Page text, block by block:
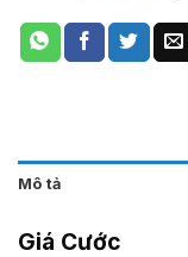
Mô tả
Giá Cước